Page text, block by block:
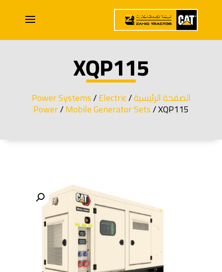
XQP115
الصفحة الرئيسية/
Power Systems/Electric
Power/Mobile Generator Sets/ XQP115